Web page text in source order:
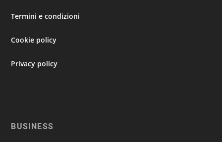
Termini e condizioni
Cookie policy
Privacy policy
BUSINESS